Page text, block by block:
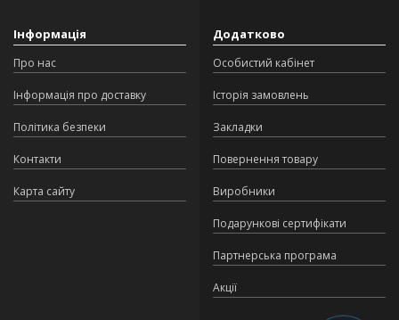
Інформація
Про нас
Інформація про доставку
Політика безпеки
Контакти
Карта сайту
Додатково
Особистий кабінет
Історія замовлень
Закладки
Повернення товару
Виробники
Подарункові сертифікати
Партнерська програма
Акції